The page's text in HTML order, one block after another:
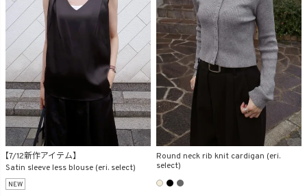
【7/12新作アイテム】
Satin sleeve less blouse (eri. select)
NEW
Round neck rib knit cardigan (eri.
select)